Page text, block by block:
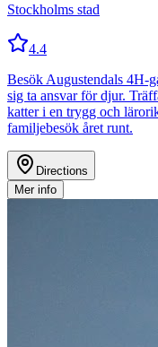
Stockholms stad
4.4
Besök Augustendals 4H-
sig ta ansvar för djur.
katter i en trygg och
familjebesök året runt.
Directions
Mer info